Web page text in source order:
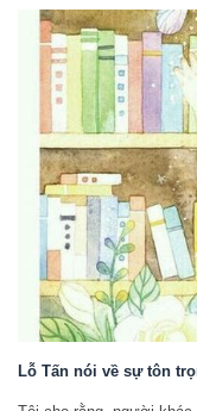
Lỗ Tấn nói về sự tôn